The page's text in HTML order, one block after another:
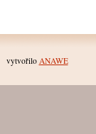
vytvořilo ANAWE